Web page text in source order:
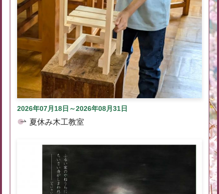
2026年07月18日～2026年08月31日
夏休み木工教室